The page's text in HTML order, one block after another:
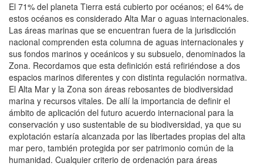
El 71% del planeta Tierra está cubierto por océanos; el 64% de
estos océanos es considerado Alta Mar o aguas internacionales.
Las áreas marinas que se encuentran fuera de la jurisdicción
nacional comprenden esta columna de aguas internacionales y
sus fondos marinos y oceánicos y su subsuelo, denominados la
Zona. Recordamos que esta definición está refiriéndose a dos
espacios marinos diferentes y con distinta regulación normativa.
El Alta Mar y la Zona son áreas rebosantes de biodiversidad
marina y recursos vitales. De allí la importancia de definir el
ámbito de aplicación del futuro acuerdo internacional para la
conservación y uso sustentable de su biodiversidad, ya que su
explotación estaría alcanzada por las libertades propias del alta
mar pero, también protegida por ser patrimonio común de la
humanidad. Cualquier criterio de ordenación para áreas